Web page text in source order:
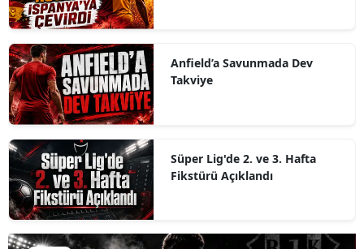
Anfield’a Savunmada Dev
Takviye
Süper Lig'de 2. ve 3. Hafta
Fikstürü Açıklandı